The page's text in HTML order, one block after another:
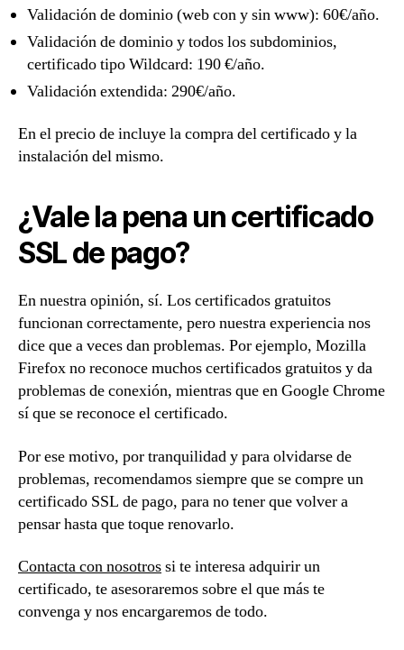
Validación de dominio (web con y sin www): 60€/año.
Validación de dominio y todos los subdominios,
certificado tipo Wildcard: 190 €/año.
Validación extendida: 290€/año.
En el precio de incluye la compra del certificado y la
instalación del mismo.
¿Vale la pena un certificado
SSL de pago?
En nuestra opinión, sí. Los certificados gratuitos
funcionan correctamente, pero nuestra experiencia nos
dice que a veces dan problemas. Por ejemplo, Mozilla
Firefox no reconoce muchos certificados gratuitos y da
problemas de conexión, mientras que en Google Chrome
sí que se reconoce el certificado.
Por ese motivo, por tranquilidad y para olvidarse de
problemas, recomendamos siempre que se compre un
certificado SSL de pago, para no tener que volver a
pensar hasta que toque renovarlo.
Contacta con nosotrossi te interesa adquirir un
certificado, te asesoraremos sobre el que más te
convenga y nos encargaremos de todo.